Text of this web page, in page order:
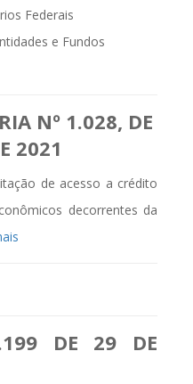
Federais
e Fundos
Nº 1.028, DE
2021
de acesso a crédito
decorrentes da
DE 29 DE